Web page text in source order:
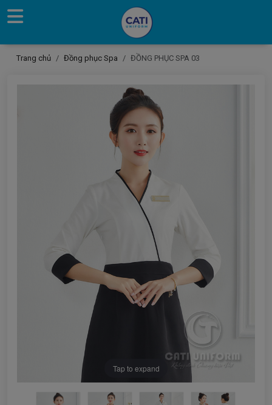
Trang chủ Đồng phục Spa ĐỒNG PHỤC SPA 03
Tap to expand